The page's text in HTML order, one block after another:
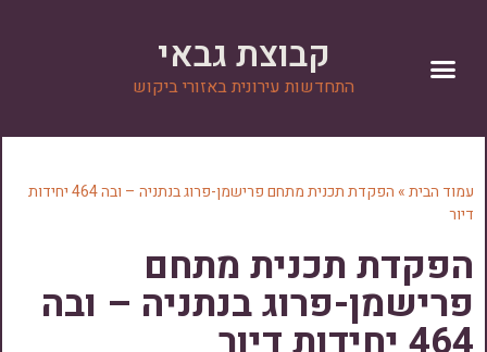
קבוצת גבאי
התחדשות עירונית באזורי ביקוש
עמוד הבית»
הפקדת תכנית מתחם פרישמן-פרוג בנתניה – ובה 464 יחידות
דיור
הפקדת תכנית מתחם
פרישמן-פרוג בנתניה – ובה